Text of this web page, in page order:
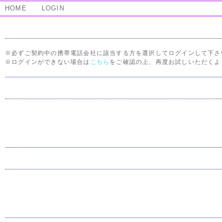
HOME LOGIN
※必ずご契約中の携帯電話会社に該当する方を選択してログインして下さ
※ログインができない場合は こちら をご確認の上、再度お試しいただく